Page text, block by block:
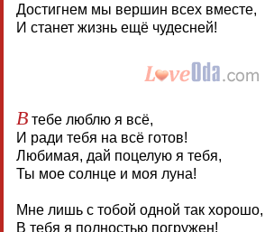
Достигнем мы вершин всех вместе,
И станет жизнь ещё чудесней!
Втебе люблю я всё,
И ради тебя на всё готов!
Любимая, дай поцелую я тебя,
Ты мое солнце и моя луна!
Мне лишь с тобой одной так хорошо,
В тебя я полностью погружен!